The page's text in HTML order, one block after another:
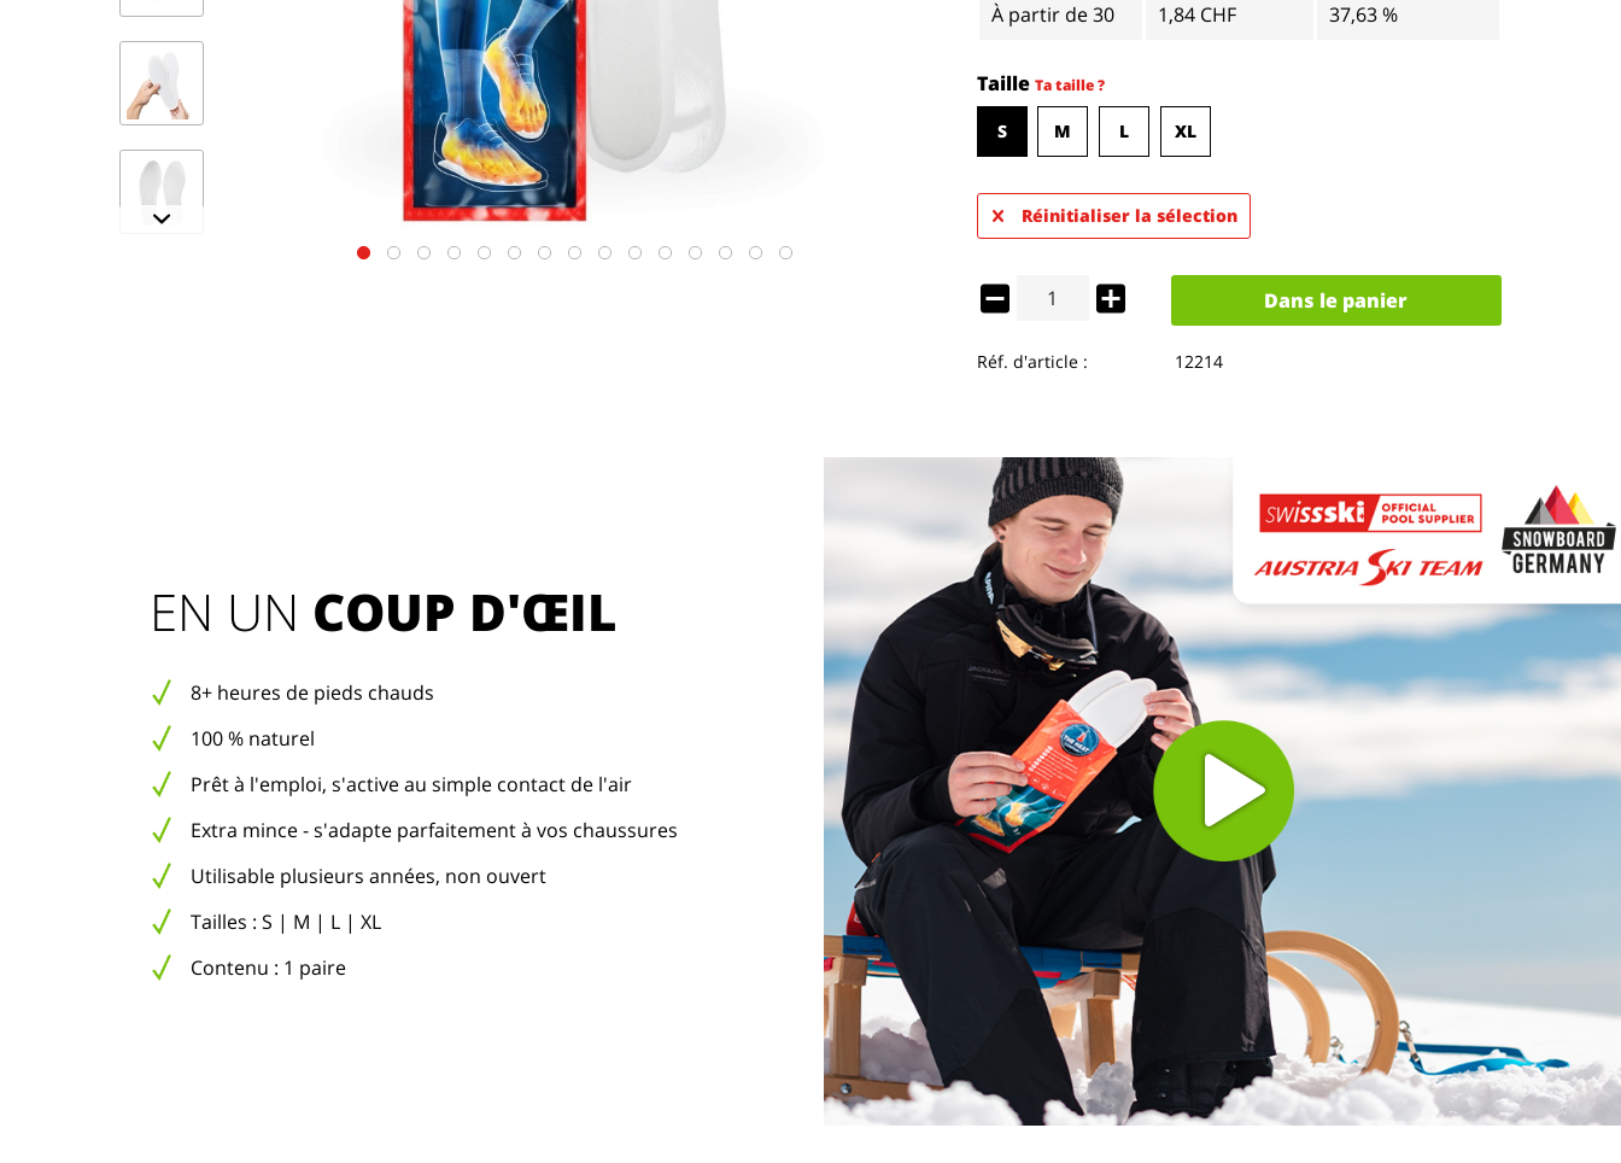
À partir de30 1,84 CHF 37,63 %
Taille Ta taille ?
S M L XL
Réinitialiser la sélection
Dans le panier
Réf. d'article : 12214
EN UN COUP D'ŒIL
8+ heures de pieds chauds
100 % naturel
Prêt à l'emploi, s'active au simple contact de l'air
Extra mince - s'adapte parfaitement à vos chaussures
Utilisable plusieurs années, non ouvert
Tailles : S | M | L | XL
Contenu : 1 paire